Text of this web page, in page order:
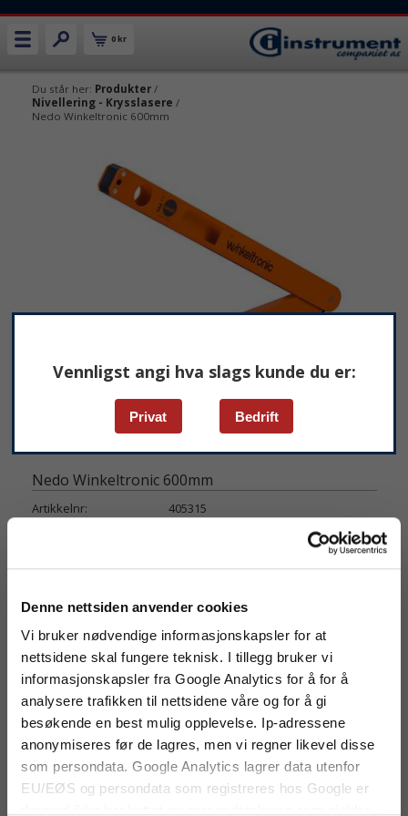
Denne nettsiden anvender cookies
Vi bruker nødvendige informasjonskapsler for at
nettsidene skal fungere teknisk. I tillegg bruker vi
informasjonskapsler fra Google Analytics for å for å
analysere trafikken til nettsidene våre og for å gi
besøkende en best mulig opplevelse. Ip-adressene
anonymiseres før de lagres, men vi regner likevel disse
som persondata. Google Analytics lagrer data utenfor
EU/EØS og persondata som registreres hos Google er
Vennligst angi hva slags kunde du er:
Privat Bedrift
0 kr
Du står her: Produkter/
Nivellering - Krysslasere /
Nedo Winkeltronic 600mm
Nedo Winkeltronic 600mm
Artikkelnr:
405315
Måleområde:
0° til 355°
Lagerstatus:
Utsolgt
Pris:
3 438 kr
Antall:
Produktinfo Datablad